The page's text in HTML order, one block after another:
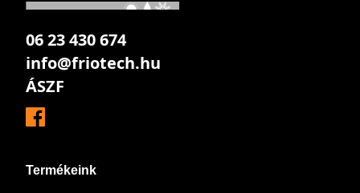
06 23 430 674
info@friotech.hu
ÁSZF
Termékeink